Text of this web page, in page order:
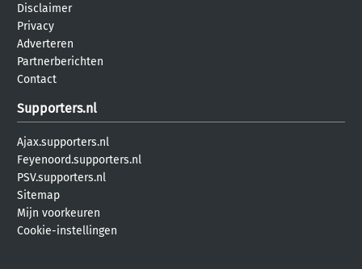
Disclaimer
Privacy
Adverteren
Partnerberichten
Contact
Supporters.nl
Ajax.supporters.nl
Feyenoord.supporters.nl
PSV.supporters.nl
Sitemap
Mijn voorkeuren
Cookie-instellingen